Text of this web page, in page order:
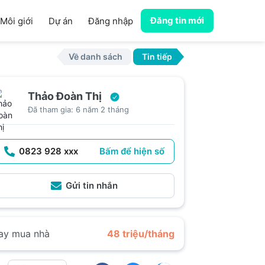
Môi giới Dự án Đăng nhập Đăng tin mới
Về danh sách Tin tiếp
Thảo Đoàn Thị
Đã tham gia: 6 năm 2 tháng
0823 928 xxx Bấm để hiện số
Gửi tin nhắn
mua nhà 48 triệu/tháng